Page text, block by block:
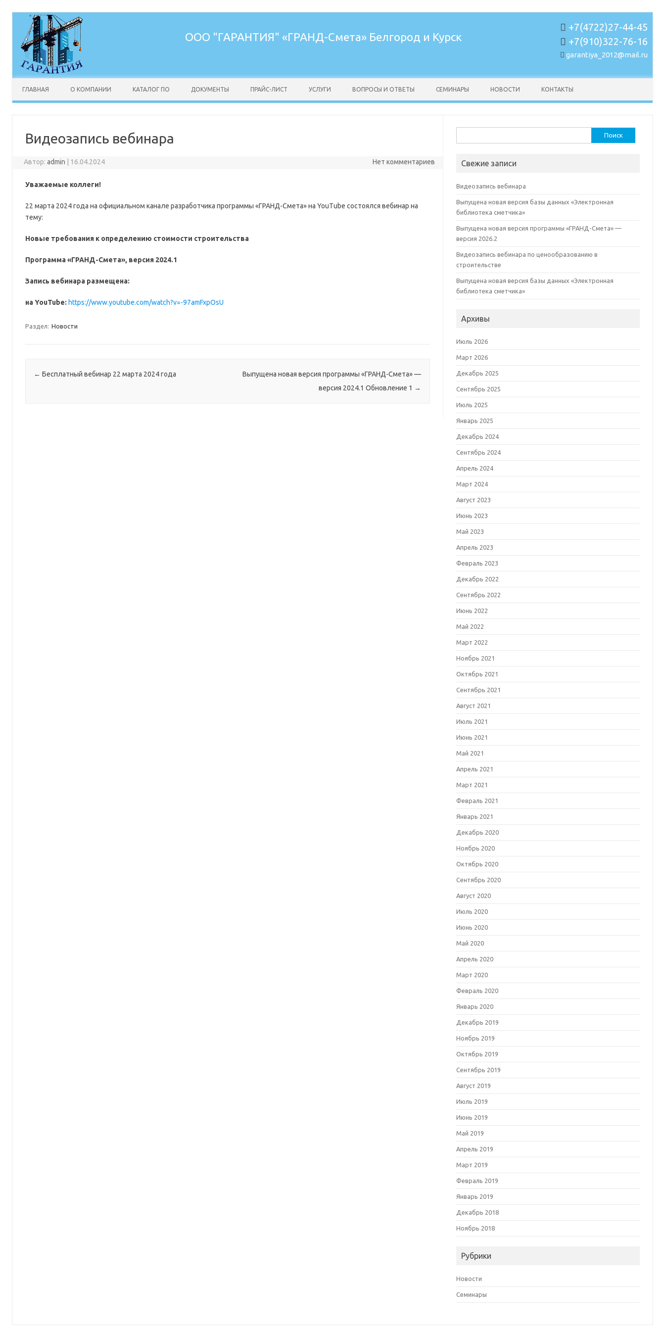
+7(4722)27-44-45
+7(910)322-76-16
garantiya_2012@mail.ru
ООО "ГАРАНТИЯ" «ГРАНД-Смета» Белгород и Курск
ГЛАВНАЯ О КОМПАНИИ КАТАЛОГ ПО ДОКУМЕНТЫ ПРАЙС-ЛИСТ УСЛУГИ ВОПРОСЫ И ОТВЕТЫ СЕМИНАРЫ НОВОСТИ КОНТАКТЫ
Видеозапись вебинара
Автор: admin 16.04.2024 Нет комментариев
Уважаемые коллеги!
22 марта 2024 года на официальном канале разработчика программы «ГРАНД-Смета» на YouTube состоялся вебинар на
тему:
Новые требования к определению стоимости строительства
Программа «ГРАНД-Смета», версия 2024.1
Запись вебинара размещена:
на YouTube: https://www.youtube.com/watch?v=-97amFxpOsU
Раздел: Новости
Навигация по записям
← Бесплатный вебинар 22 марта 2024 года
Выпущена новая версия программы «ГРАНД-Смета» —
версия 2024.1 Обновление 1 →
Свежие записи
Видеозапись вебинара
Выпущена новая версия базы данных «Электронная
библиотека сметчика»
Выпущена новая версия программы «ГРАНД-Смета» —
версия 2026.2
Видеозапись вебинара по ценообразованию в
строительстве
Выпущена новая версия базы данных «Электронная
библиотека сметчика»
Архивы
Июль 2026
Март 2026
Декабрь 2025
Сентябрь 2025
Июль 2025
Январь 2025
Декабрь 2024
Сентябрь 2024
Апрель 2024
Март 2024
Август 2023
Июнь 2023
Май 2023
Апрель 2023
Февраль 2023
Декабрь 2022
Сентябрь 2022
Июнь 2022
Май 2022
Март 2022
Ноябрь 2021
Октябрь 2021
Сентябрь 2021
Август 2021
Июль 2021
Июнь 2021
Май 2021
Апрель 2021
Март 2021
Февраль 2021
Январь 2021
Декабрь 2020
Ноябрь 2020
Октябрь 2020
Сентябрь 2020
Август 2020
Июль 2020
Июнь 2020
Май 2020
Апрель 2020
Март 2020
Февраль 2020
Январь 2020
Декабрь 2019
Ноябрь 2019
Октябрь 2019
Сентябрь 2019
Август 2019
Июль 2019
Июнь 2019
Май 2019
Апрель 2019
Март 2019
Февраль 2019
Январь 2019
Декабрь 2018
Ноябрь 2018
Рубрики
Новости
Семинары